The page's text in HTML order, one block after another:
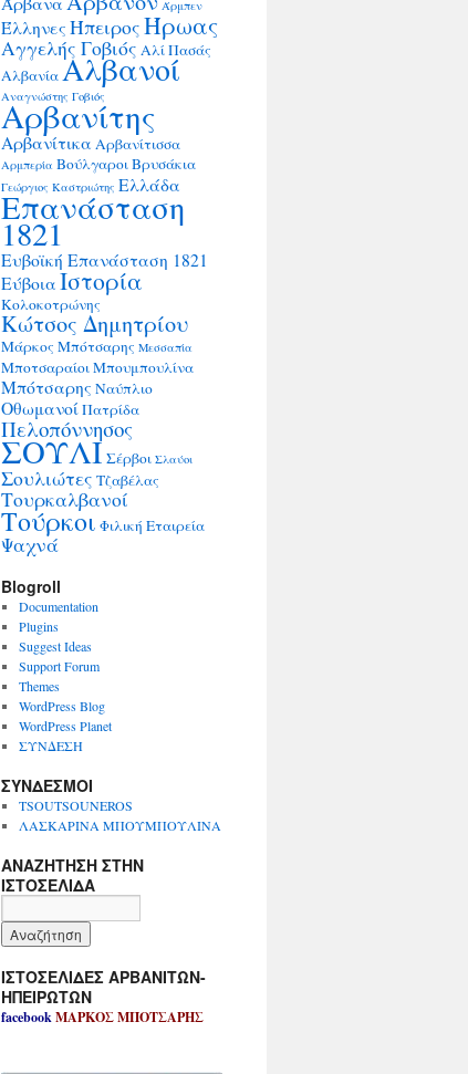
Άρμπεν
Έλληνες ΉπειροςΉρωας
Αγγελής Γοβιός Αλί Πασάς
ΑλβανίαΑλβανοί
Αναγνώστης Γοβιός
Αρβανίτης
Αρβανίτικα Αρβανίτισσα
Αρμπερία ΒούλγαροιΒρυσάκια
Γεώργιος Καστριώτης Ελλάδα
Επανάσταση
1821
Ευβοϊκή Επανάσταση 1821
Εύβοια Ιστορία
Κολοκοτρώνης
Κώτσος Δημητρίου
Μάρκος Μπότσαρης Μεσσαπία
ΜποτσαραίοιΜπουμπουλίνα
Μπότσαρης Ναύπλιο
ΟθωμανοίΠατρίδα
Πελοπόννησος
ΣΟΥΛΙ Σέρβοι Σλαύοι
Σουλιώτες Τζαβέλας
Τουρκαλβανοί
Τούρκοι Φιλική Εταιρεία
Ψαχνά
Blogroll
Documentation
Plugins
Suggest Ideas
Support Forum
Themes
WordPress Blog
WordPress Planet
ΣΥΝΔΕΣΗ
ΣΥΝΔΕΣΜΟΙ
TSOUTSOUNEROS
ΛΑΣΚΑΡΙΝΑ ΜΠΟΥΜΠΟΥΛΙΝΑ
ΑΝΑΖΗΤΗΣΗ ΣΤΗΝ
ΙΣΤΟΣΕΛΙΔΑ
ΙΣΤΟΣΕΛΙΔΕΣ ΑΡΒΑΝΙΤΩΝ-
ΗΠΕΙΡΩΤΩΝ
facebookΜΑΡΚΟΣ ΜΠΟΤΣΑΡΗΣ